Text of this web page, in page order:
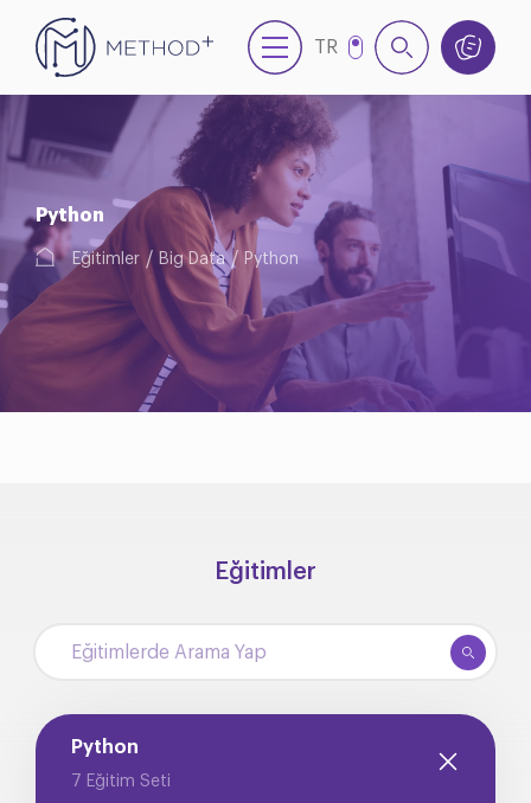
TR
Python
Eğitimler Big Data Python
Eğitimler
Python
7 Eğitim Seti